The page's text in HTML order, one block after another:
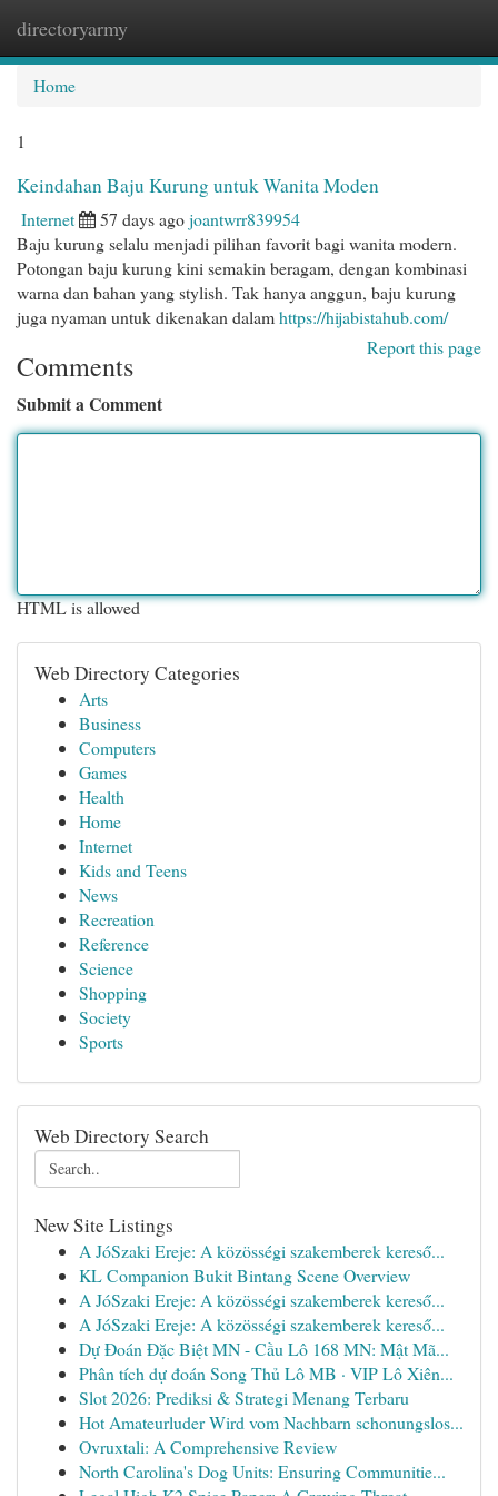
directoryarmy
Home
1
Keindahan Baju Kurung untuk Wanita Moden
Internet 57 days agojoantwrr839954
Baju kurung selalu menjadi pilihan favorit bagi wanita modern.
Potongan baju kurung kini semakin beragam, dengan kombinasi
warna dan bahan yang stylish. Tak hanya anggun, baju kurung
juga nyaman untuk dikenakan dalamhttps://hijabistahub.com/
Report this page
Comments
Submit a Comment
HTML is allowed
Web Directory Categories
Arts
Business
Computers
Games
Health
Home
Internet
Kids and Teens
News
Recreation
Reference
Science
Shopping
Society
Sports
Web Directory Search
New Site Listings
A JóSzaki Ereje: A közösségi szakemberek kereső...
KL Companion Bukit Bintang Scene Overview
A JóSzaki Ereje: A közösségi szakemberek kereső...
A JóSzaki Ereje: A közösségi szakemberek kereső...
Dự Đoán Đặc Biệt MN - Cầu Lô 168 MN: Mật Mã...
Phân tích dự đoán Song Thủ Lô MB · VIP Lô Xiên...
Slot 2026: Prediksi & Strategi Menang Terbaru
Hot Amateurluder Wird vom Nachbarn schonungslos...
Ovruxtali: A Comprehensive Review
North Carolina's Dog Units: Ensuring Communitie...